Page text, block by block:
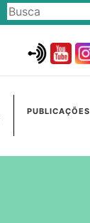
PUBLICAÇÕES